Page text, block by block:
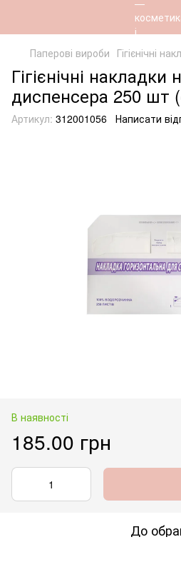
Паперові вироби Гігієнічні
Гігієнічні накладки
диспенсера 250 шт
Артикул: 312001056 Написати
В наявності
185.00 грн
До